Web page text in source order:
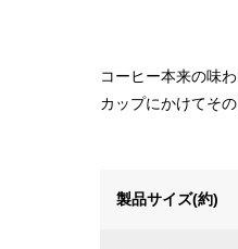
コーヒー本来の味
カップにかけてそ
製品サイズ(約)